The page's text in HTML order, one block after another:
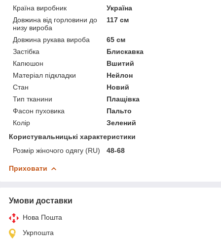
Країна виробник
Україна
Довжина від горловини до
низу вироба
117 см
Довжина рукава вироба
65 см
Застібка
Блискавка
Капюшон
Вшитий
Матеріал підкладки
Нейлон
Стан
Новий
Тип тканини
Плащівка
Фасон пуховика
Пальто
Колір
Зелений
Користувальницькі характеристики
Розмір жіночого одягу (RU)
48-68
Приховати
Умови доставки
Нова Пошта
Укрпошта